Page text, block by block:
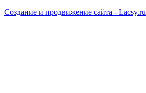
Создание и продвижение сайта - Lacsy.ru